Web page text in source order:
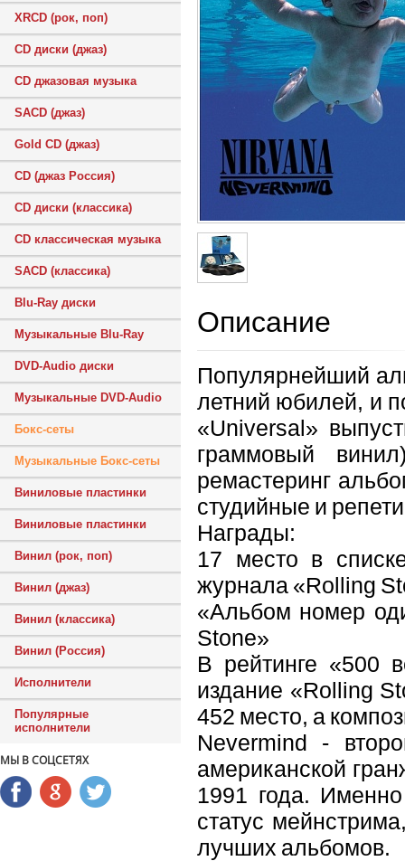
XRCD (рок, поп)
CD диски (джаз)
CD джазовая музыка
SACD (джаз)
Gold CD (джаз)
CD (джаз Россия)
CD диски (классика)
CD классическая музыка
SACD (классика)
Blu-Ray диски
Музыкальные Blu-Ray
DVD-Audio диски
Музыкальные DVD-Audio
Бокс-сеты
Музыкальные Бокс-сеты
Виниловые пластинки
Виниловые пластинки
Винил (рок, поп)
Винил (джаз)
Винил (классика)
Винил (Россия)
Исполнители
Популярные
исполнители
МЫ В СОЦСЕТЯХ
Описание
Популярнейший
летний юбилей, и
«Universal»
граммовый
ремастеринг
студийные и
Награды:
17 место в
журнала «Rolling
«Альбом номер
Stone»
В рейтинге «500
издание «Rolling
452 место, а
Nevermind -
американской
1991 года.
статус
лучших альбомов.